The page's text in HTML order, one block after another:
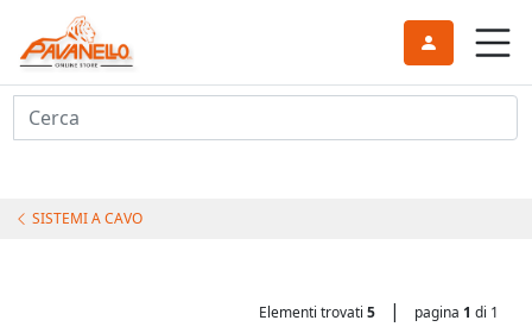
Cerca
SISTEMI A CAVO
Elementi trovati 5 | pagina 1 di 1